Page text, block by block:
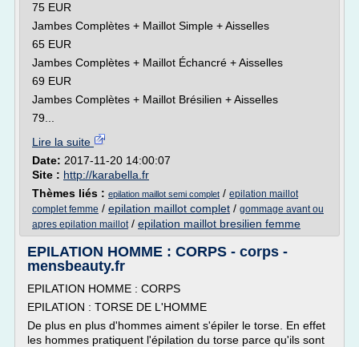
75 EUR
Jambes Complètes + Maillot Simple + Aisselles
65 EUR
Jambes Complètes + Maillot Échancré + Aisselles
69 EUR
Jambes Complètes + Maillot Brésilien + Aisselles
79...
Lire la suite
Date: 2017-11-20 14:00:07
Site : http://karabella.fr
Thèmes liés : epilation maillot semi complet / epilation maillot
complet femme / epilation maillot complet / gommage avant ou
apres epilation maillot/ epilation maillot bresilien femme
EPILATION HOMME : CORPS - corps -
mensbeauty.fr
EPILATION HOMME : CORPS
EPILATION : TORSE DE L'HOMME
De plus en plus d'hommes aiment s'épiler le torse. En effet
les hommes pratiquent l'épilation du torse parce qu'ils sont